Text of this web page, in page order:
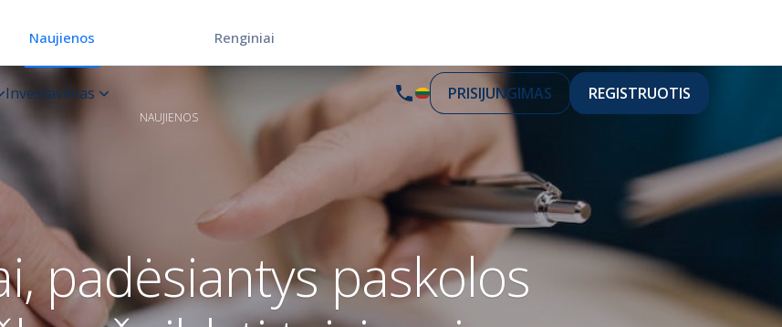
PRISIJUNGIMAS REGISTRUOTIS
Naujienos Renginiai
NAUJIENOS
padėsiantys paskolos